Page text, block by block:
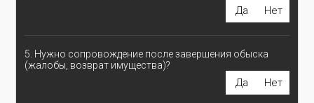
Да Нет
5. Нужно сопровождение после завершения обыска
(жалобы, возврат имущества)?
Да Нет